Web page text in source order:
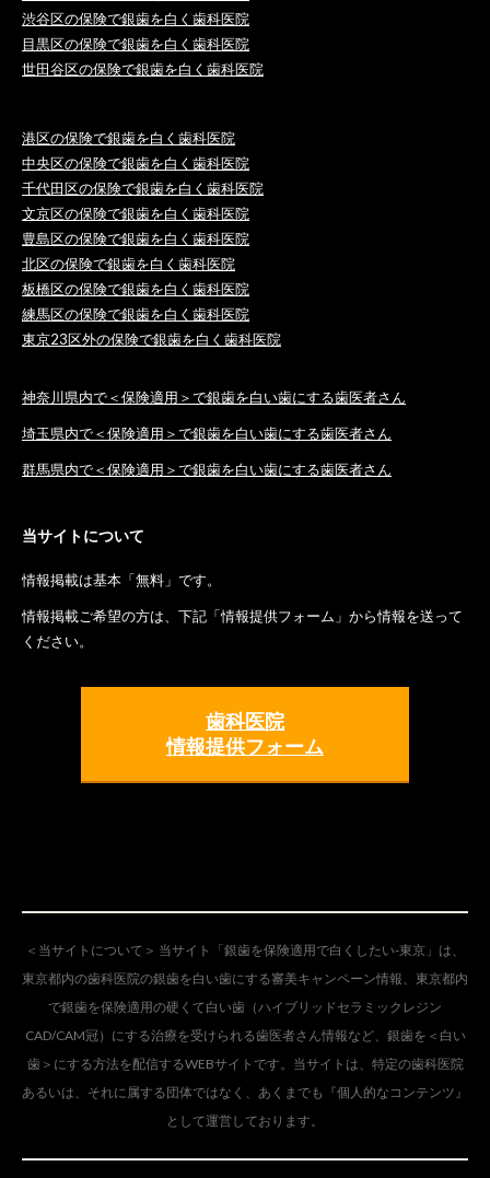
渋谷区の保険で銀歯を白く歯科医院
目黒区の保険で銀歯を白く歯科医院
世田谷区の保険で銀歯を白く歯科医院
港区の保険で銀歯を白く歯科医院
中央区の保険で銀歯を白く歯科医院
千代田区の保険で銀歯を白く歯科医院
文京区の保険で銀歯を白く歯科医院
豊島区の保険で銀歯を白く歯科医院
北区の保険で銀歯を白く歯科医院
板橋区の保険で銀歯を白く歯科医院
練馬区の保険で銀歯を白く歯科医院
東京23区外の保険で銀歯を白く歯科医院
神奈川県内で＜保険適用＞で銀歯を白い歯にする歯医者さん
埼玉県内で＜保険適用＞で銀歯を白い歯にする歯医者さん
群馬県内で＜保険適用＞で銀歯を白い歯にする歯医者さん
当サイトについて
情報掲載は基本「無料」です。
情報掲載ご希望の方は、下記「情報提供フォーム」から情報を送って
ください。
歯科医院
情報提供フォーム
＜当サイトについて＞ 当サイト「銀歯を保険適用で白くしたい-東京」は、
東京都内の歯科医院の銀歯を白い歯にする審美キャンペーン情報、東京都内
で銀歯を保険適用の硬くて白い歯（ハイブリッドセラミックレジン
CAD/CAM冠）にする治療を受けられる歯医者さん情報など、銀歯を＜白い
歯＞にする方法を配信するWEBサイトです。当サイトは、特定の歯科医院
あるいは、それに属する団体ではなく、あくまでも『個人的なコンテンツ』
として運営しております。